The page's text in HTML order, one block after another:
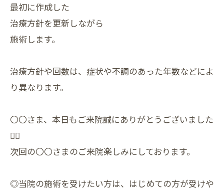
最初に作成した
治療方針を更新しながら
施術します。
治療方針や回数は、症状や不調のあった年数などによ
り異なります。
〇〇さま、本日もご来院誠にありがとうございました
🙇‍♀
次回の〇〇さまのご来院楽しみにしております。
◎当院の施術を受けたい方は、はじめての方が受けや